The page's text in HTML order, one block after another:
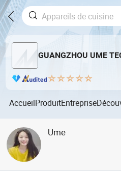
GUANGZHOU UME
AccueilProduitEntreprise
Ume